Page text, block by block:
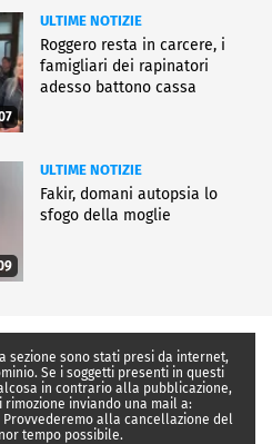
ULTIME NOTIZIE
Roggero resta in carcere, i
famigliari dei rapinatori
adesso battono cassa
ULTIME NOTIZIE
Fakir, domani autopsia lo
sfogo della moglie
sezione sono stati presi da internet,
Se i soggetti presenti in questi
in contrario alla pubblicazione,
inviando una mail a:
Provvederemo alla cancellazione del
tempo possibile.